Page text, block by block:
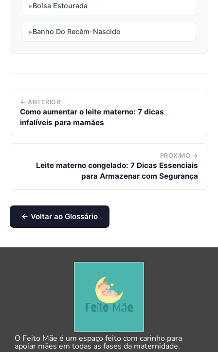
Bolsa Estourada
Banho Do Recém-Nascido
← ANTERIOR
Como aumentar o leite materno: 7 dicas
infalíveis para mamães
PRÓXIMO →
Leite materno congelado: 7 Dicas Essenciais
para Armazenar com Segurança
← Voltar ao Glossário
O Feito Mãe é um espaço feito com carinho para
apoiar mães em todas as fases da maternidade.